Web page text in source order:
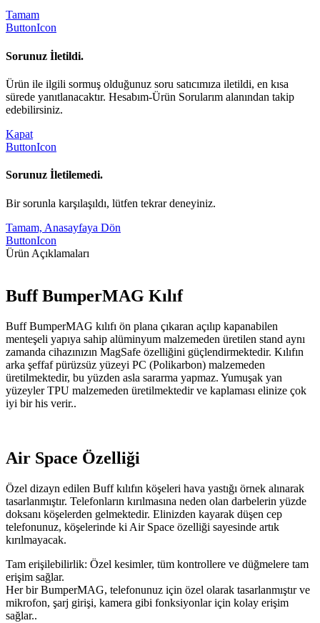
Tamam
ButtonIcon
Sorunuz İletildi.
Ürün ile ilgili sormuş olduğunuz soru satıcımıza iletildi, en kısa
sürede yanıtlanacaktır. Hesabım-Ürün Sorularım alanından takip
edebilirsiniz.
Kapat
ButtonIcon
Sorunuz İletilemedi.
Bir sorunla karşılaşıldı, lütfen tekrar deneyiniz.
Tamam, Anasayfaya Dön
ButtonIcon
Ürün Açıklamaları
Buff BumperMAG Kılıf
Buff BumperMAG kılıfı ön plana çıkaran açılıp kapanabilen
menteşeli yapıya sahip alüminyum malzemeden üretilen stand aynı
zamanda cihazınızın MagSafe özelliğini güçlendirmektedir. Kılıfın
arka şeffaf pürüzsüz yüzeyi PC (Polikarbon) malzemeden
üretilmektedir, bu yüzden asla sararma yapmaz. Yumuşak yan
yüzeyler TPU malzemeden üretilmektedir ve kaplaması elinize çok
iyi bir his verir..
Air Space Özelliği
Özel dizayn edilen Buff kılıfın köşeleri hava yastığı örnek alınarak
tasarlanmıştır. Telefonların kırılmasına neden olan darbelerin yüzde
doksanı köşelerden gelmektedir. Elinizden kayarak düşen cep
telefonunuz, köşelerinde ki Air Space özelliği sayesinde artık
kırılmayacak.
Tam erişilebilirlik: Özel kesimler, tüm kontrollere ve düğmelere tam
erişim sağlar.
Her bir BumperMAG, telefonunuz için özel olarak tasarlanmıştır ve
mikrofon, şarj girişi, kamera gibi fonksiyonlar için kolay erişim
sağlar..